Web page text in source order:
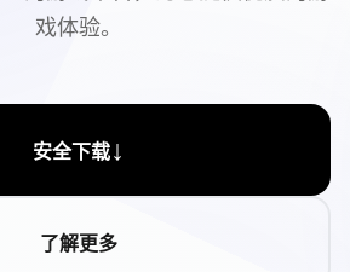
戏体验。
安全下载↓
了解更多